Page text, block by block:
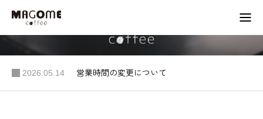
お店からのお知らせ
店舗情報
2026.05.14 営業時間の変更について
2026.01.27 ホームページのリニューアルについて